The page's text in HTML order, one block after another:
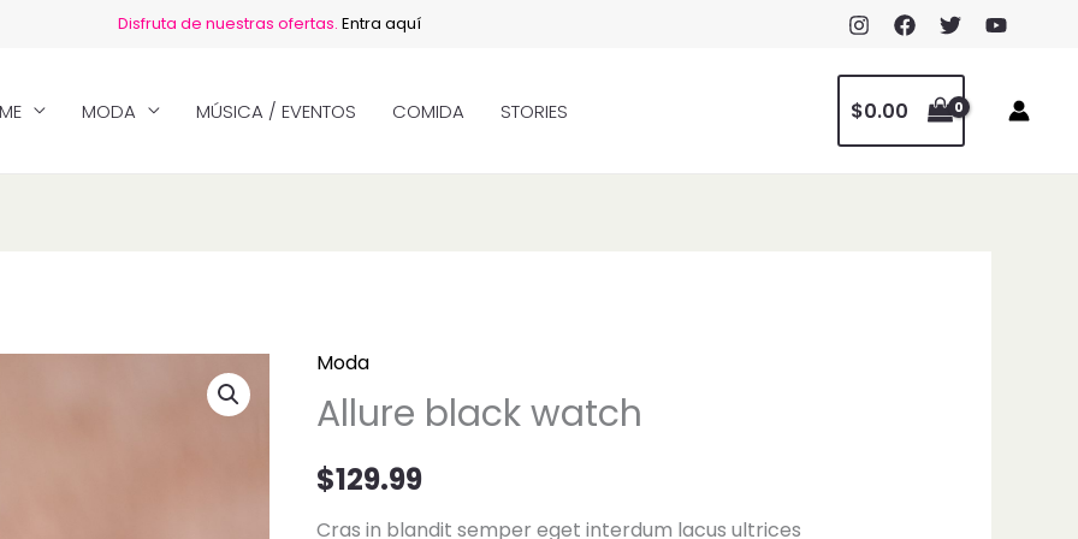
Disfruta de nuestras ofertas. Entra aquí
MODA MÚSICA / EVENTOS COMIDA STORIES $0.00
Moda
Allure black watch
$129.99
Cras in blandit semper eget interdum lacus ultrices
Allure
black
cantidad